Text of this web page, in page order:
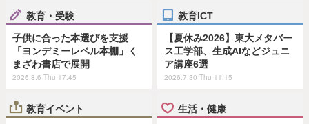
教育・受験
子供に合った本選びを支援
「ヨンデミーレベル本棚」く
まざわ書店で展開
2026.8.6 Thu 17:45
教育ICT
【夏休み2026】東大メタバー
ス工学部、生成AIなどジュニ
ア講座6選
2026.7.30 Thu 11:15
教育イベント 生活・健康